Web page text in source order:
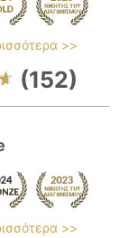
>>
(152)
>>